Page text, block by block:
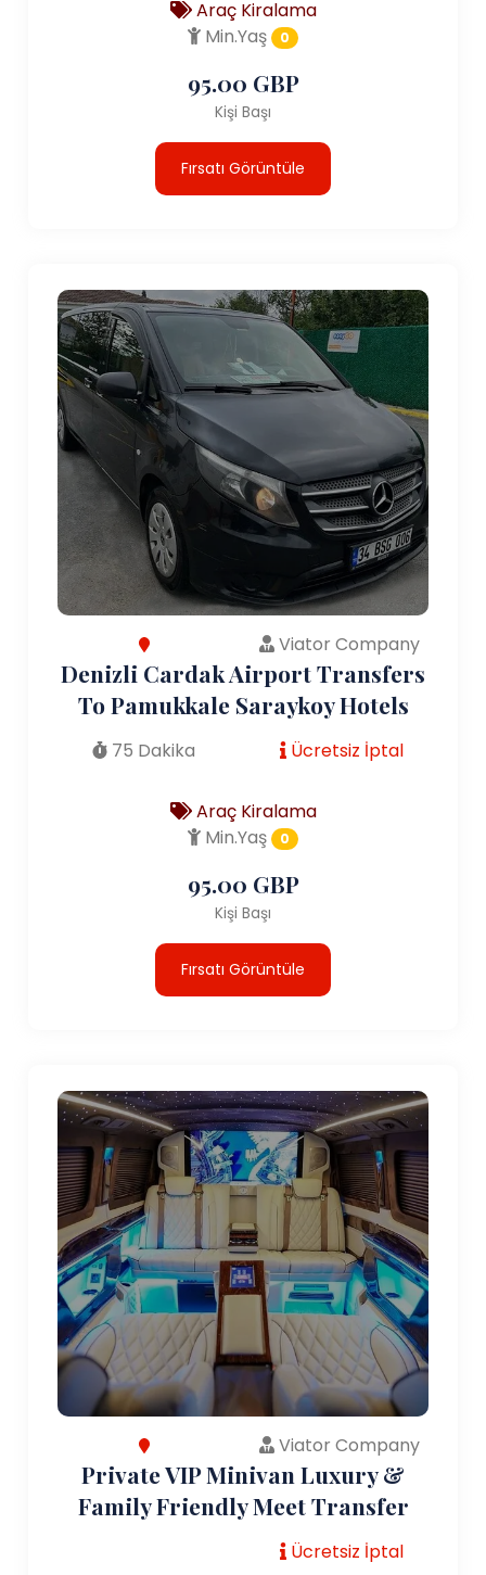
Araç Kiralama
Min.Yaş
0
95.00 GBP
Kişi Başı
Fırsatı Görüntüle
Viator Company
Denizli Cardak Airport Transfers
To Pamukkale Saraykoy Hotels
75 Dakika Ücretsiz İptal
Araç Kiralama
Min.Yaş
0
95.00 GBP
Kişi Başı
Fırsatı Görüntüle
Viator Company
Private VIP Minivan Luxury &
Family Friendly Meet Transfer
Ücretsiz İptal